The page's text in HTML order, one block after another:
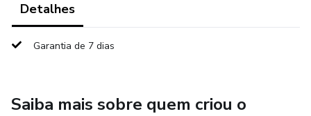
Detalhes
Garantia de 7 dias
Saiba mais sobre quem criou o